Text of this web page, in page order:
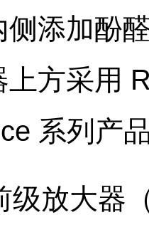
侧添加酚
上方采用
系列产
级放大器